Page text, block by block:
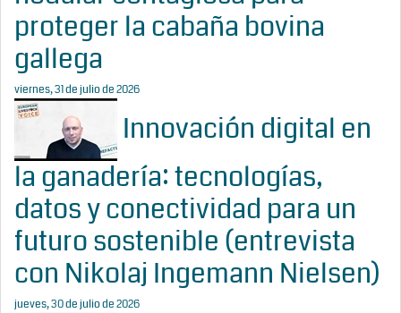
proteger la cabaña bovina
gallega
viernes, 31 de julio de 2026
Innovación digital en
la ganadería: tecnologías,
datos y conectividad para un
futuro sostenible (entrevista
con Nikolaj Ingemann Nielsen)
jueves, 30 de julio de 2026